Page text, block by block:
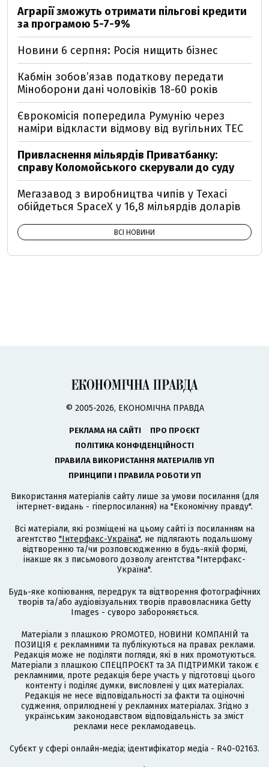
Аграрії зможуть отримати пільгові кредити
за програмою 5-7-9%
Новини 6 серпня: Росія нищить бізнес
Кабмін зобовʼязав податкову передати
Міноборони дані чоловіків 18-60 років
Єврокомісія попередила Румунію через
наміри відкласти відмову від вугільних ТЕС
Привласнення мільярдів Приватбанку:
справу Коломойського скерували до суду
Мегазавод з виробництва чипів у Техасі
обійдеться SpaceX у 16,8 мільярдів доларів
ВСІ НОВИНИ
© 2005-2026, ЕКОНОМІЧНА ПРАВДА
РЕКЛАМА НА САЙТІ
ПРО ПРОЄКТ
ПОЛІТИКА КОНФІДЕНЦІЙНОСТІ
ПРАВИЛА ВИКОРИСТАННЯ МАТЕРІАЛІВ УП
ПРИНЦИПИ І ПРАВИЛА РОБОТИ УП
Використання матеріалів сайту лише за умови посилання (для
інтернет-видань - гіперпосилання) на "Економічну правду".
Всі матеріали, які розміщені на цьому сайті із посиланням на
агентство "Інтерфакс-Україна", не підлягають подальшому
відтворенню та/чи розповсюдженню в будь-якій формі,
інакше як з письмового дозволу агентства "Інтерфакс-
Україна".
Будь-яке копіювання, передрук та відтворення фотографічних
творів та/або аудіовізуальних творів правовласника Getty
Images - суворо забороняється.
Матеріали з плашкою PROMOTED, НОВИНИ КОМПАНІЙ та
ПОЗИЦІЯ є рекламними та публікуються на правах реклами.
Редакція може не поділяти погляди, які в них промотуються.
Матеріали з плашкою СПЕЦПРОЄКТ та ЗА ПІДТРИМКИ також є
рекламними, проте редакція бере участь у підготовці цього
контенту і поділяє думки, висловлені у цих матеріалах.
Редакція не несе відповідальності за факти та оціночні
судження, оприлюднені у рекламних матеріалах. Згідно з
українським законодавством відповідальність за зміст
реклами несе рекламодавець.
Cубєкт у сфері онлайн-медіа; ідентифікатор медіа - R40-02163.